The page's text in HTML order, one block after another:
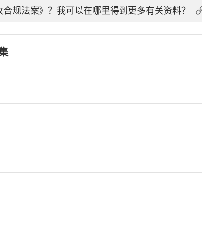
规法案》？我可以在哪里得到更多有关资料？